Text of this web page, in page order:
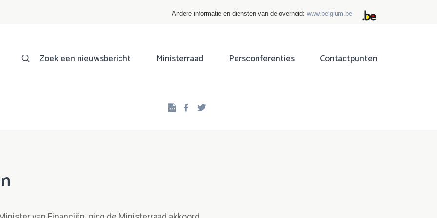
Andere informatie en diensten van de overheid: www.belgium.be
Zoek een nieuwsbericht Ministerraad Persconferenties Contactpunten
Facebook